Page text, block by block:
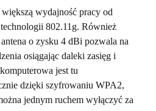
wydajność pracy od
802.11g. Również
o zysku 4 dBi pozwala na
osiągając daleki zasięg i
jest tu
dzięki szyfrowaniu WPA2,
jednym ruchem wyłączyć za